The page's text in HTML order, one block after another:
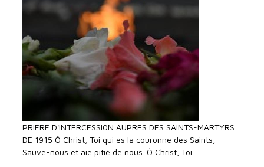
PRIERE D'INTERCESSI0N AUPRES DES SAINTS-MARTYRS
DE 1915 Ô Christ, Toi qui es la couronne des Saints,
Sauve-nous et aie pitié de nous. Ô Christ, Toi...